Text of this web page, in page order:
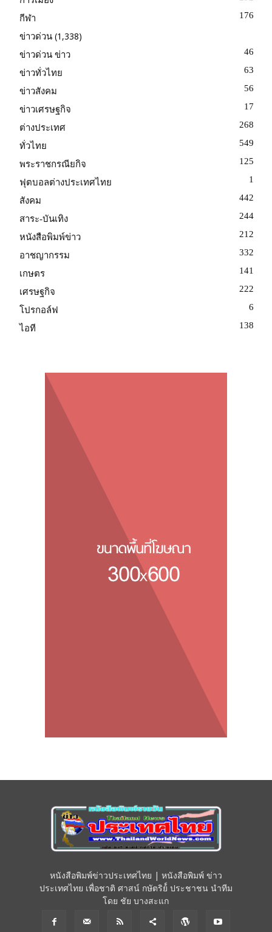
กีฬา 176
ข่าวด่วน (1,338)
ข่าวด่วน ข่าว 46
ข่าวทั่วไทย 63
ข่าวสังคม 56
ข่าวเศรษฐกิจ 17
ต่างประเทศ 268
ทั่วไทย 549
พระราชกรณียกิจ 125
ฟุตบอลต่างประเทศไทย 1
สังคม 442
สาระ-บันเทิง 244
หนังสือพิมพ์ข่าว 212
อาชญากรรม 332
เกษตร 141
เศรษฐกิจ 222
โปรกอล์ฟ 6
ไอที 138
หนังสือพิมพ์ข่าวประเทศไทย | หนังสือพิมพ์ ข่าว
ประเทศไทย เพื่อชาติ ศาสน์ กษัตริย์์ ประชาชน นำทีม
โดย ชัย บางสะแก